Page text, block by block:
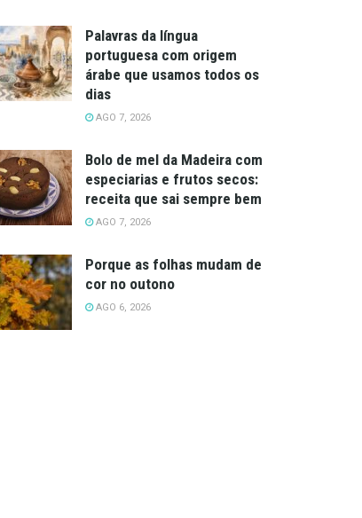
Palavras da língua
portuguesa com origem
árabe que usamos todos os
dias
AGO 7, 2026
Bolo de mel da Madeira com
especiarias e frutos secos:
receita que sai sempre bem
AGO 7, 2026
Porque as folhas mudam de
cor no outono
AGO 6, 2026